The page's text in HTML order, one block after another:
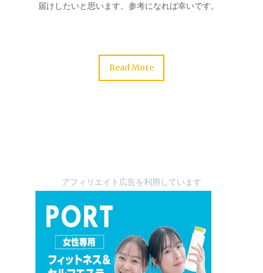
届けしたいと思います。参考になれば幸いです。
Read More
アフィリエイト広告を利用しています